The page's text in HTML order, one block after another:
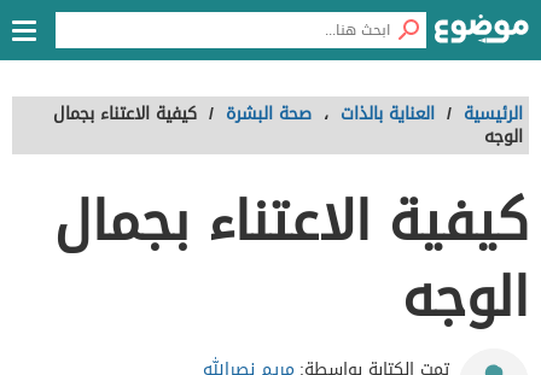
الرئيسية / العناية بالذات ، صحة البشرة / كيفية الاعتناء بجمال
الوجه
كيفية الاعتناء بجمال
الوجه